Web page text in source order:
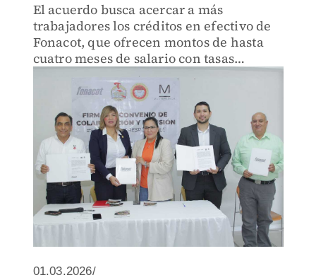
El acuerdo busca acercar a más
trabajadores los créditos en efectivo de
Fonacot, que ofrecen montos de hasta
cuatro meses de salario con tasas
competitivas.
01.03.2026/